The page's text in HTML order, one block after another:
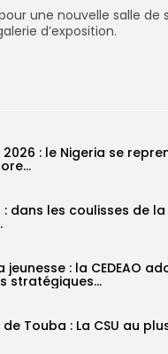
une nouvelle salle de
d’exposition.
2026 : le Nigeria se
dans les coulisses de
jeunesse : la CEDEAO
stratégiques...
Touba : La CSU au